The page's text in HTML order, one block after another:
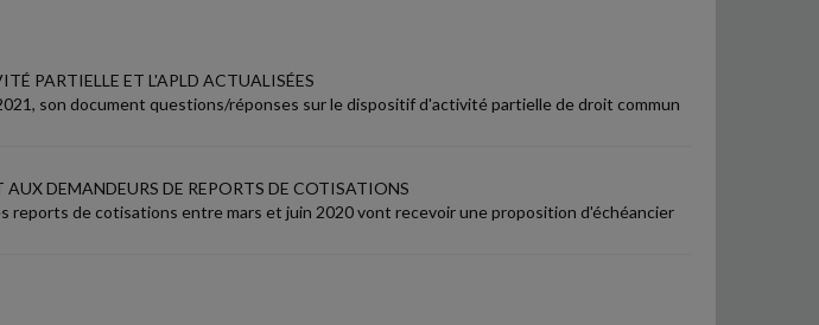
PARTIELLE ET L'APLD ACTUALISÉES
son document questions/réponses sur le dispositif d'activité partielle de droit commun
DEMANDEURS DE REPORTS DE COTISATIONS
reports de cotisations entre mars et juin 2020 vont recevoir une proposition d'échéancier